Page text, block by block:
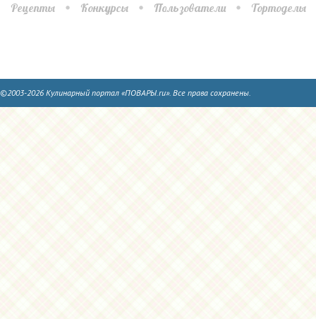
Рецепты Конкурсы Пользователи Тортоделы
©2003-2026 Кулинарный портал «ПОВАРЫ.ru». Все права сохранены.